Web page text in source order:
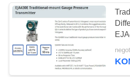
PRODUKTE
ÜBER